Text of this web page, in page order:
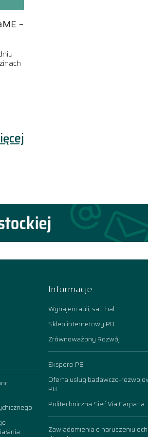
–
Informacje
Wynajem auli, sal i hal
Sklep internetowy PB
Zrównoważony Rozwój
Eksperci PB
Oferta usług badawczo-
PB
Politechniczna Sieć Via Carpatia
Zawiadomienia o naruszeniu